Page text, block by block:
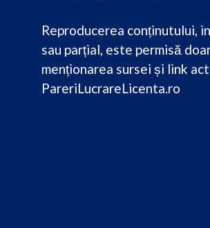
Reproducerea conținutului,
sau parțial, este permisă
menționarea sursei și link
PareriLucrareLicenta.ro